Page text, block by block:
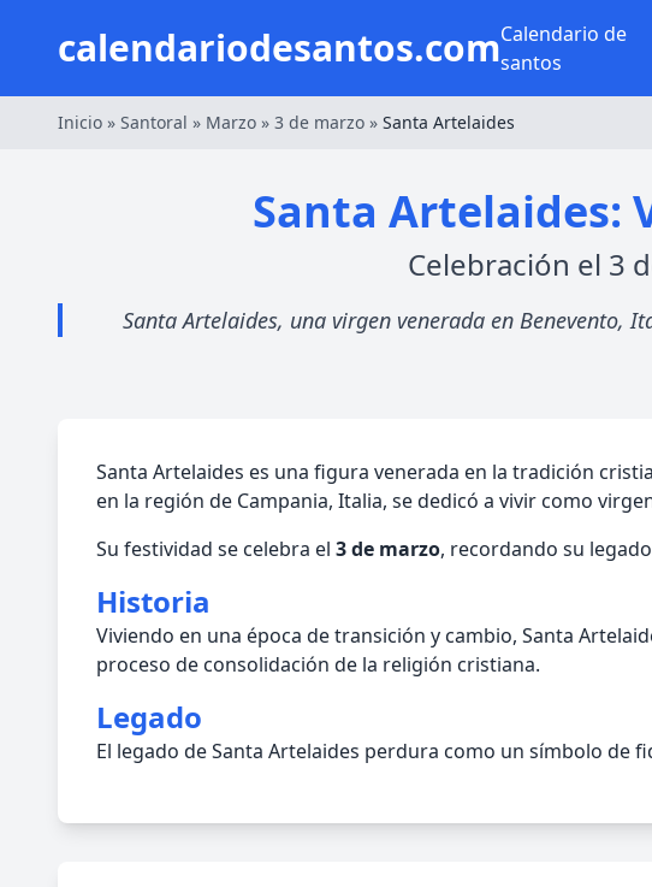
calendariodesantos.comCalendario de
santos
Inicio » Santoral » Marzo » 3 de marzo » Santa Artelaides
Santa Artelaides:
Celebración el 3
Santa Artelaides, una virgen venerada en Benevento,
Santa Artelaides es una figura venerada en la tradición
en la región de Campania, Italia, se dedicó a vivir como
Su festividad se celebra el 3 de marzo, recordando su
Historia
Viviendo en una época de transición y cambio, Santa
proceso de consolidación de la religión cristiana.
Legado
El legado de Santa Artelaides perdura como un símbolo de